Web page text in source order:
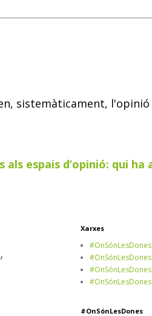
sistemàticament, l'opinió
als espais d’opinió: qui ha
Xarxes
#OnSónLesDones